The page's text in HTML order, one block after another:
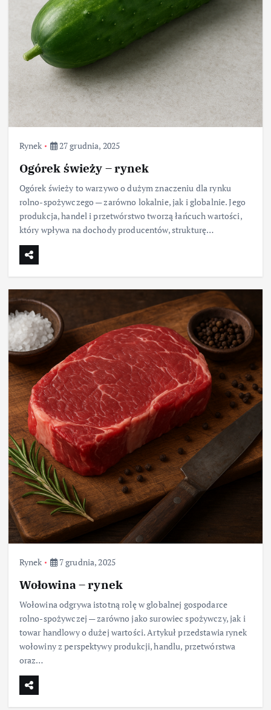
Rynek 27 grudnia, 2025
Ogórek świeży – rynek
Ogórek świeży to warzywo o dużym znaczeniu dla rynku
rolno-spożywczego — zarówno lokalnie, jak i globalnie. Jego
produkcja, handel i przetwórstwo tworzą łańcuch wartości,
który wpływa na dochody producentów, strukturę…
Rynek 7 grudnia, 2025
Wołowina – rynek
Wołowina odgrywa istotną rolę w globalnej gospodarce
rolno-spożywczej — zarówno jako surowiec spożywczy, jak i
towar handlowy o dużej wartości. Artykuł przedstawia rynek
wołowiny z perspektywy produkcji, handlu, przetwórstwa
oraz…